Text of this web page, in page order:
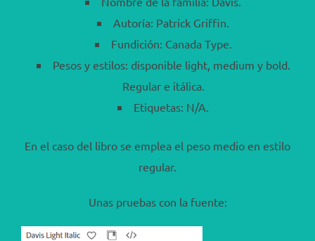
Autoría: Patrick Griffin.
Fundición: Canada Type.
Pesos y estilos: disponible light, medium y bold.
Regular e itálica.
Etiquetas: N/A.
En el caso del libro se emplea el peso medio en estilo
regular.
Unas pruebas con la fuente: